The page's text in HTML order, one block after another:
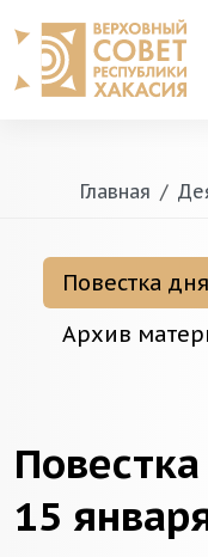
Главная
Повестка
Архив
15